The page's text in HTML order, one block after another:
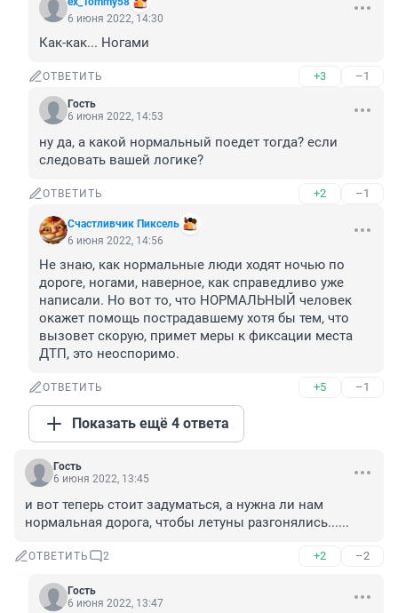
6 июня 2022, 14:30
Как-как... Ногами
ОТВЕТИТЬ +3 –1
Гость
6 июня 2022, 14:53
ну да, а какой нормальный поедет тогда? если
следовать вашей логике?
ОТВЕТИТЬ +2 –1
Счастливчик Пиксель
6 июня 2022, 14:56
Не знаю, как нормальные люди ходят ночью по
дороге, ногами, наверное, как справедливо уже
написали. Но вот то, что НОРМАЛЬНЫЙ человек
окажет помощь пострадавшему хотя бы тем, что
вызовет скорую, примет меры к фиксации места
ДТП, это неоспоримо.
ОТВЕТИТЬ +5 –1
Показать ещё 4 ответа
Гость
6 июня 2022, 13:45
и вот теперь стоит задуматься, а нужна ли нам
нормальная дорога, чтобы летуны разгонялись......
ОТВЕТИТЬ 2 +2 –2
Гость
6 июня 2022, 13:47